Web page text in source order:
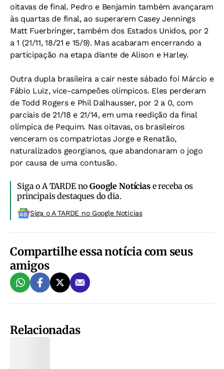
oitavas de final. Pedro e Benjamin também avançaram
às quartas de final, ao superarem Casey Jennings
Matt Fuerbringer, também dos Estados Unidos, por 2
a 1 (21/11, 18/21 e 15/9). Mas acabaram encerrando a
participação na etapa diante de Alison e Harley.
Outra dupla brasileira a cair neste sábado foi Márcio e
Fábio Luiz, vice-campeões olímpicos. Eles perderam
de Todd Rogers e Phil Dalhausser, por 2 a 0, com
parciais de 21/18 e 21/14, em uma reedição da final
olímpica de Pequim. Nas oitavas, os brasileiros
venceram os compatriotas Jorge e Renatão,
naturalizados georgianos, que abandonaram o jogo
por causa de uma contusão.
Siga o A TARDE noGoogle Notíciase receba os
principais destaques do dia.
Siga o A TARDE no Google Noticias
Compartilhe essa notícia com seus
amigos
Relacionadas